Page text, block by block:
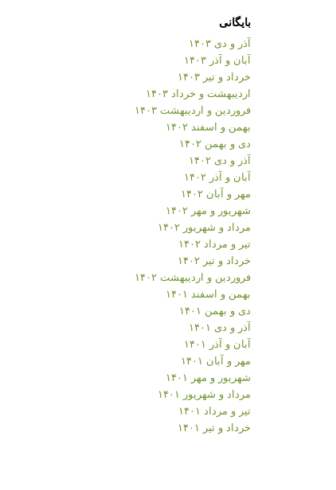
بایگانی
آذر و دی ۱۴۰۳
آبان و آذر ۱۴۰۳
خرداد و تیر ۱۴۰۳
اردیبهشت و خرداد ۱۴۰۳
فروردین و اردیبهشت ۱۴۰۳
بهمن و اسفند ۱۴۰۲
دی و بهمن ۱۴۰۲
آذر و دی ۱۴۰۲
آبان و آذر ۱۴۰۲
مهر و آبان ۱۴۰۲
شهریور و مهر ۱۴۰۲
مرداد و شهریور ۱۴۰۲
تیر و مرداد ۱۴۰۲
خرداد و تیر ۱۴۰۲
فروردین و اردیبهشت ۱۴۰۲
بهمن و اسفند ۱۴۰۱
دی و بهمن ۱۴۰۱
آذر و دی ۱۴۰۱
آبان و آذر ۱۴۰۱
مهر و آبان ۱۴۰۱
شهریور و مهر ۱۴۰۱
مرداد و شهریور ۱۴۰۱
تیر و مرداد ۱۴۰۱
خرداد و تیر ۱۴۰۱